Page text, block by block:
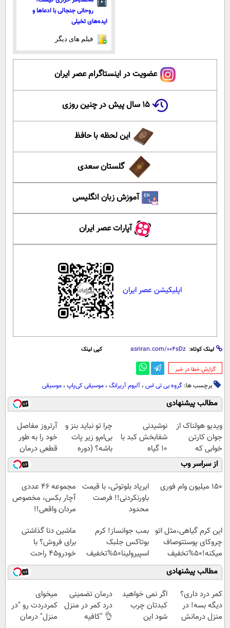
روحانی جنجالی با ادعاها و
ایده‌های تخیلی
فیلم های دیگر
عضویت در اینستاگرام عصر ایران
۱۵ سال پیش در چنین روزی
این لحظه با حافظ
گلستان سعدی
آموزش زبان انگلیسی
آپارات عصر ایران
اپلیکیشن عصر ایران
لینک کوتاه: کپی لینک
‌گزارش خطا در خبر
برچسب ها: گروه بی تی اس ، آلبوم آریرانگ ، موسیقی کی‌پاپ ، موسیقی
مطالب پیشنهادی
ویدیو هولناک از
جوان کارتن
خوابی که
میلیاردر شد.
آموزش رایگان
نوشیدنی
شفابخش کبد با
10 گیاه
موثر(تخفیف تا
امشب)
چرا تو نباید بنز و
بی‌ام‌و زیر پات
باشه؟ (دوره
رایگان درآمد
میلیاردی)
آرتروز مفاصل
خود را به طور
قطعی درمان
کنید!
◗پرسش‌نامه◖
از سراسر وب
150 میلیون وام فوری
ایرپاد بلوتوثی، با قیمت
باورنکردنی!! فرصت
محدود
مجموعه ۴۶ عددی
آچار بکس، مخصوص
مردان واقعی!!
فوق‌العاده)
این کرم گیاهی،مثل اتو
چروکای پوستتوصاف
میکنه!50%تخفیف
بمب جوانساز! کرم
بوتاکس جلبک
اسپیرولینا50%تخفیف
ماشین دنا گذاشتی
برای فروش؟ با
خودرو45 راحت
بفروش
مطالب پیشنهادی
کمر درد داری؟
دیگه بسه! در
منزل درمانش
اگر نمی خواهید
کبدتان چرب
شود این
درمان تضمینی
درد کمر در منزل
👌 "کافیه
میخوای
کمردردت رو "در
منزل" درمان